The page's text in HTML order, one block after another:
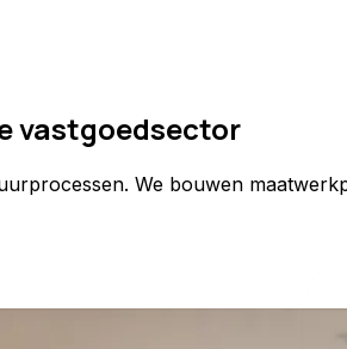
vastgoedsector
We bouwen